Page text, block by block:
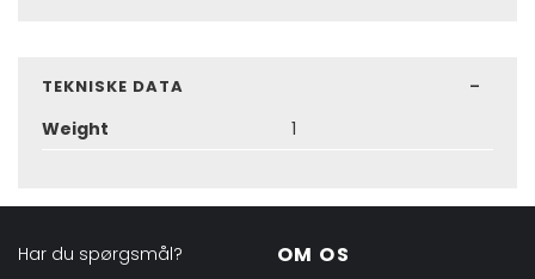
TEKNISKE DATA
Weight 1
Har du spørgsmål? OM OS